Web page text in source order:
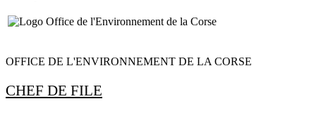
OFFICE DE L'ENVIRONNEMENT DE LA CORSE
CHEF DE FILE